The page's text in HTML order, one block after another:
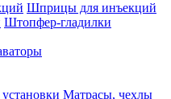
Шприцы для инъекций
Штопфер-гладилки
Матрасы, чехлы